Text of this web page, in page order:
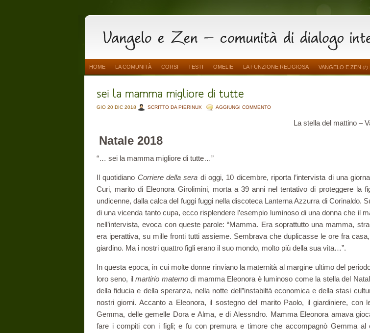
HOME LA COMUNITÀ CORSI TESTI OMELIE LA FUNZIONE RELIGIOSA VANGELO E ZEN の
GIO 20 DIC 2018 SCRITTO DA PIERINUX AGGIUNGI COMMENTO
La stella del mattino –
Natale 2018
“… sei la mamma migliore di tutte…”
Il quotidiano Corriere della sera di oggi, 10 dicembre, riporta l’intervista di una
Curi, marito di Eleonora Girolimini, morta a 39 anni nel tentativo di proteggere la
undicenne, dalla calca del fuggi fuggi nella discoteca Lanterna Azzurra di Corinaldo.
di una vicenda tanto cupa, ecco risplendere l’esempio luminoso di una donna che il
nell’intervista, evoca con queste parole: “Mamma. Era soprattutto una mamma,
era iperattiva, su mille fronti tutti assieme. Sembrava che duplicasse le ore fra
giardino. Ma i nostri quattro figli erano il suo mondo, molto più della sua vita…”.
In questa epoca, in cui molte donne rinviano la maternità al margine ultimo del
loro seno, ilmartirio maternodi mamma Eleonora è luminoso come la stella del
della fiducia e della speranza, nella notte dell”instabiltà economica e della stasi
nostri giorni. Accanto a Eleonora, il sostegno del marito Paolo, il giardiniere, con
Gemma, delle gemelle Dora e Alma, e di Alessndro. Mamma Eleonora amava
fare i compiti con i figli; e fu con premura e timore che accompagnò Gemma al